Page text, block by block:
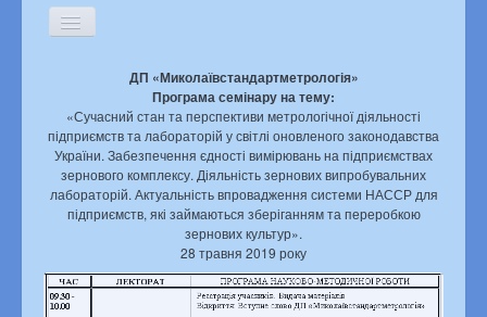
Включить/
выключить
Історична довідка
Керівництво
Структура підприємства
Партнери про нас
Інформаційна політика
Архів новин
Семінари, наради, конференції
ДП «Миколаївстандартметрологія»
Програма семінару на тему:
«Сучасний стан та перспективи метрологічної діяльності
підприємств та лабораторій у світлі оновленого законодавства
України. Забезпечення єдності вимірювань на підприємствах
зернового комплексу. Діяльність зернових випробувальних
лабораторій. Актуальність впровадження системи НАССР для
підприємств, які займаються зберіганням та переробкою
зернових культур».
28 травня 2019 року